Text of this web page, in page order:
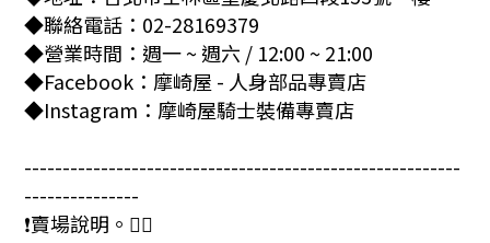
◆聯絡電話：02-28169379
◆營業時間：週一 ~ 週六 / 12:00 ~ 21:00
◆Facebook：摩崎屋 - 人身部品專賣店
◆Instagram：摩崎屋騎士裝備專賣店
---------------------------------------------------------
---------------
❗賣場說明。🙇‍♂️